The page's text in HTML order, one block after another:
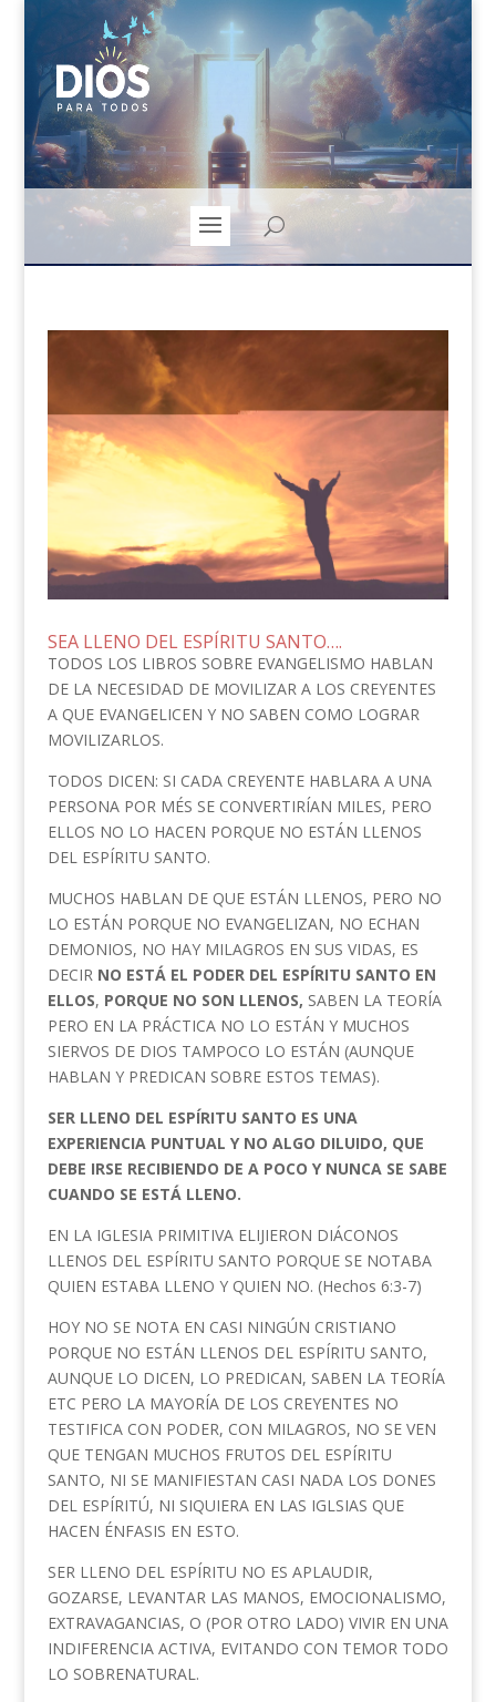
SEA LLENO DEL ESPÍRITU SANTO….
TODOS LOS LIBROS SOBRE EVANGELISMO HABLAN
DE LA NECESIDAD DE MOVILIZAR A LOS CREYENTES
A QUE EVANGELICEN Y NO SABEN COMO LOGRAR
MOVILIZARLOS.
TODOS DICEN: SI CADA CREYENTE HABLARA A UNA
PERSONA POR MÉS SE CONVERTIRÍAN MILES, PERO
ELLOS NO LO HACEN PORQUE NO ESTÁN LLENOS
DEL ESPÍRITU SANTO.
MUCHOS HABLAN DE QUE ESTÁN LLENOS, PERO NO
LO ESTÁN PORQUE NO EVANGELIZAN, NO ECHAN
DEMONIOS, NO HAY MILAGROS EN SUS VIDAS, ES
DECIR NO ESTÁ EL PODER DEL ESPÍRITU SANTO EN
ELLOS, PORQUE NO SON LLENOS, SABEN LA TEORÍA
PERO EN LA PRÁCTICA NO LO ESTÁN Y MUCHOS
SIERVOS DE DIOS TAMPOCO LO ESTÁN (AUNQUE
HABLAN Y PREDICAN SOBRE ESTOS TEMAS).
SER LLENO DEL ESPÍRITU SANTO ES UNA
EXPERIENCIA PUNTUAL Y NO ALGO DILUIDO, QUE
DEBE IRSE RECIBIENDO DE A POCO Y NUNCA SE SABE
CUANDO SE ESTÁ LLENO.
EN LA IGLESIA PRIMITIVA ELIJIERON DIÁCONOS
LLENOS DEL ESPÍRITU SANTO PORQUE SE NOTABA
QUIEN ESTABA LLENO Y QUIEN NO. (Hechos 6:3-7)
HOY NO SE NOTA EN CASI NINGÚN CRISTIANO
PORQUE NO ESTÁN LLENOS DEL ESPÍRITU SANTO,
AUNQUE LO DICEN, LO PREDICAN, SABEN LA TEORÍA
ETC PERO LA MAYORÍA DE LOS CREYENTES NO
TESTIFICA CON PODER, CON MILAGROS, NO SE VEN
QUE TENGAN MUCHOS FRUTOS DEL ESPÍRITU
SANTO, NI SE MANIFIESTAN CASI NADA LOS DONES
DEL ESPÍRITÚ, NI SIQUIERA EN LAS IGLSIAS QUE
HACEN ÉNFASIS EN ESTO.
SER LLENO DEL ESPÍRITU NO ES APLAUDIR,
GOZARSE, LEVANTAR LAS MANOS, EMOCIONALISMO,
EXTRAVAGANCIAS, O (POR OTRO LADO) VIVIR EN UNA
INDIFERENCIA ACTIVA, EVITANDO CON TEMOR TODO
LO SOBRENATURAL.